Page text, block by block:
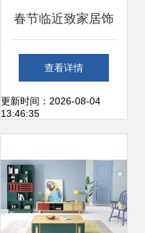
春节临近致家居饰
品销售升温 花艺壁
画备受青睐
查看详情
更新时间：2026-08-04
13:46:35